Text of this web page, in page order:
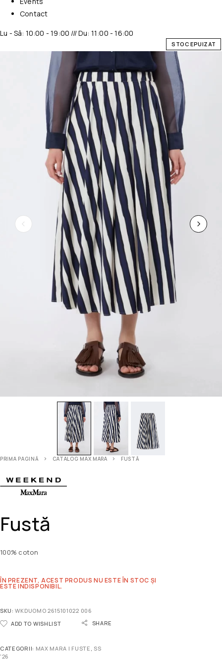
Contact
Lu - Sâ: 10:00 - 19:00 /// Du: 11:00 - 16:00
STOC EPUIZAT
PRIMA PAGINĂ CATALOG MAX MARA FUSTĂ
Fustă
100% coton
ÎN PREZENT, ACEST PRODUS NU ESTE ÎN STOC ȘI
ESTE INDISPONIBIL.
SKU:WKDUOMO 2615101022 006
ADD TO WISHLIST
SHARE
CATEGORII: MAX MARA | FUSTE , SS
'26